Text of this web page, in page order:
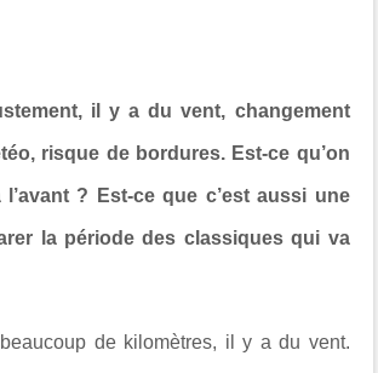
il y a du vent, changement
risque de bordures. Est-ce qu’on
? Est-ce que c’est aussi une
la période des classiques qui va
de kilomètres, il y a du vent.